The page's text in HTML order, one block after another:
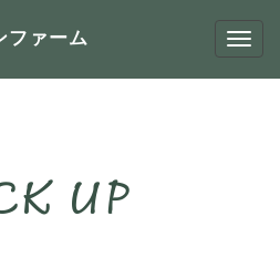
ファーム
UP